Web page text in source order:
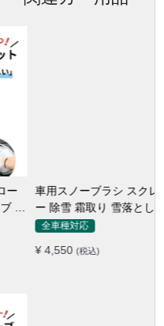
車用スノーブラシ スクレーパ
ー 除雪 霜取り 雪落とし 収納
ボックス付き 2in1
全車種対応
¥ 4,550 (税込)